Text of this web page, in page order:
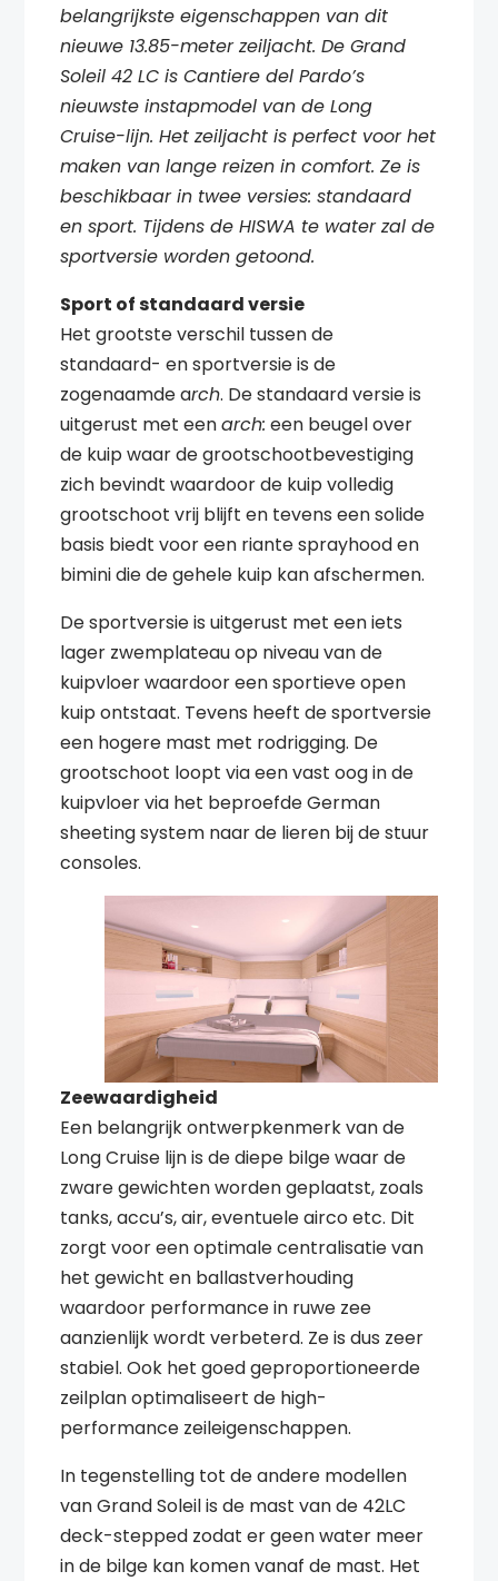
belangrijkste eigenschappen van dit
nieuwe 13.85-meter zeiljacht. De Grand
Soleil 42 LC is Cantiere del Pardo’s
nieuwste instapmodel van de Long
Cruise-lijn. Het zeiljacht is perfect voor het
maken van lange reizen in comfort. Ze is
beschikbaar in twee versies: standaard
en sport. Tijdens de HISWA te water zal de
sportversie worden getoond.
Sport of standaard versie
Het grootste verschil tussen de
standaard- en sportversie is de
zogenaamde arch. De standaard versie is
uitgerust met eenarch: een beugel over
de kuip waar de grootschootbevestiging
zich bevindt waardoor de kuip volledig
grootschoot vrij blijft en tevens een solide
basis biedt voor een riante sprayhood en
bimini die de gehele kuip kan afschermen.
De sportversie is uitgerust met een iets
lager zwemplateau op niveau van de
kuipvloer waardoor een sportieve open
kuip ontstaat. Tevens heeft de sportversie
een hogere mast met rodrigging. De
grootschoot loopt via een vast oog in de
kuipvloer via het beproefde German
sheeting system naar de lieren bij de stuur
consoles.
Zeewaardigheid
Een belangrijk ontwerpkenmerk van de
Long Cruise lijn is de diepe bilge waar de
zware gewichten worden geplaatst, zoals
tanks, accu’s, air, eventuele airco etc. Dit
zorgt voor een optimale centralisatie van
het gewicht en ballastverhouding
waardoor performance in ruwe zee
aanzienlijk wordt verbeterd. Ze is dus zeer
stabiel. Ook het goed geproportioneerde
zeilplan optimaliseert de high-
performance zeileigenschappen.
In tegenstelling tot de andere modellen
van Grand Soleil is de mast van de 42LC
deck-stepped zodat er geen water meer
in de bilge kan komen vanaf de mast. Het